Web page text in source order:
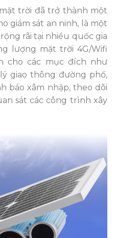
trời đã trở thành một
giám sát an ninh, là một
rãi tại nhiều quốc gia
lượng mặt trời 4G/Wifi
cho các mục đích như
giao thông đường phố,
báo xâm nhập, theo dõi
sát các công trình xây